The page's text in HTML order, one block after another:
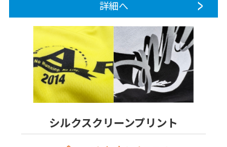
受付 月曜日～金曜日 10:00～19:00
第1,3,5土曜日 10:00～16:00
詳細へ
シルクスクリーンプリント